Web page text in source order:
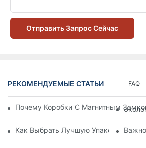
Отправить Запрос Сейчас
РЕКОМЕНДУЕМЫЕ СТАТЬИ FAQ
Почему Коробки С Магнитным
Как Выбрать Лучшую Упаковку Для